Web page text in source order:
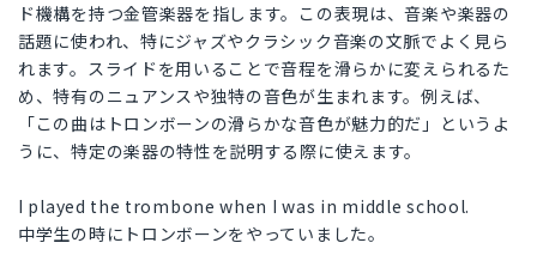
ド機構を持つ金管楽器を指します。この表現は、音楽や楽器の
話題に使われ、特にジャズやクラシック音楽の文脈でよく見ら
れます。スライドを用いることで音程を滑らかに変えられるた
め、特有のニュアンスや独特の音色が生まれます。例えば、
「この曲はトロンボーンの滑らかな音色が魅力的だ」というよ
うに、特定の楽器の特性を説明する際に使えます。
I played the trombone when I was in middle school.
中学生の時にトロンボーンをやっていました。